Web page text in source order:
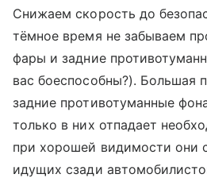
Снижаем скорость до
тёмное время не забываем
фары и задние
вас боеспособны?). Большая
задние противотуманные
только в них отпадает
при хорошей видимости они
идущих сзади